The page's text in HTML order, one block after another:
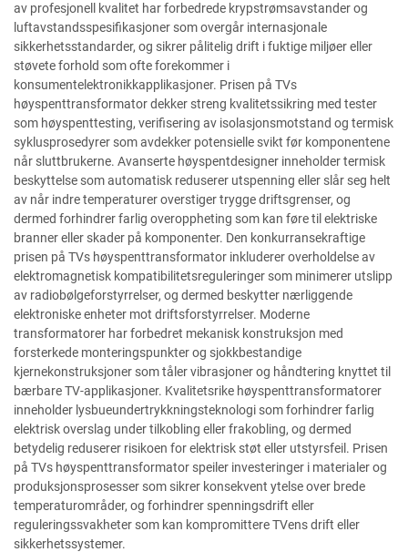
av profesjonell kvalitet har forbedrede krypstrømsavstander og
luftavstandsspesifikasjoner som overgår internasjonale
sikkerhetsstandarder, og sikrer pålitelig drift i fuktige miljøer eller
støvete forhold som ofte forekommer i
konsumentelektronikkapplikasjoner. Prisen på TVs
høyspenttransformator dekker streng kvalitetssikring med tester
som høyspenttesting, verifisering av isolasjonsmotstand og termisk
syklusprosedyrer som avdekker potensielle svikt før komponentene
når sluttbrukerne. Avanserte høyspentdesigner inneholder termisk
beskyttelse som automatisk reduserer utspenning eller slår seg helt
av når indre temperaturer overstiger trygge driftsgrenser, og
dermed forhindrer farlig overoppheting som kan føre til elektriske
branner eller skader på komponenter. Den konkurransekraftige
prisen på TVs høyspenttransformator inkluderer overholdelse av
elektromagnetisk kompatibilitetsreguleringer som minimerer utslipp
av radiobølgeforstyrrelser, og dermed beskytter nærliggende
elektroniske enheter mot driftsforstyrrelser. Moderne
transformatorer har forbedret mekanisk konstruksjon med
forsterkede monteringspunkter og sjokkbestandige
kjernekonstruksjoner som tåler vibrasjoner og håndtering knyttet til
bærbare TV-applikasjoner. Kvalitetsrike høyspenttransformatorer
inneholder lysbueundertrykkningsteknologi som forhindrer farlig
elektrisk overslag under tilkobling eller frakobling, og dermed
betydelig reduserer risikoen for elektrisk støt eller utstyrsfeil. Prisen
på TVs høyspenttransformator speiler investeringer i materialer og
produksjonsprosesser som sikrer konsekvent ytelse over brede
temperaturområder, og forhindrer spenningsdrift eller
reguleringssvakheter som kan kompromittere TVens drift eller
sikkerhetssystemer.